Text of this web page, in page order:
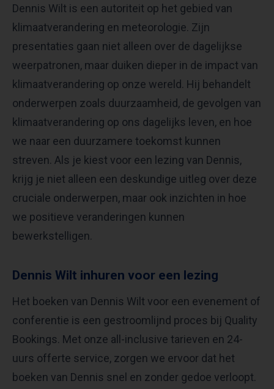
Dennis Wilt is een autoriteit op het gebied van
klimaatverandering en meteorologie. Zijn
presentaties gaan niet alleen over de dagelijkse
weerpatronen, maar duiken dieper in de impact van
klimaatverandering op onze wereld. Hij behandelt
onderwerpen zoals duurzaamheid, de gevolgen van
klimaatverandering op ons dagelijks leven, en hoe
we naar een duurzamere toekomst kunnen
streven. Als je kiest voor een lezing van Dennis,
krijg je niet alleen een deskundige uitleg over deze
cruciale onderwerpen, maar ook inzichten in hoe
we positieve veranderingen kunnen
bewerkstelligen.
Dennis Wilt inhuren voor een lezing
Het boeken van Dennis Wilt voor een evenement of
conferentie is een gestroomlijnd proces bij Quality
Bookings. Met onze all-inclusive tarieven en 24-
uurs offerte service, zorgen we ervoor dat het
boeken van Dennis snel en zonder gedoe verloopt.